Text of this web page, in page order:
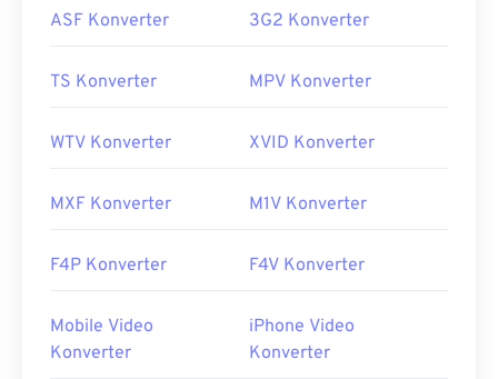
ASF Konverter 3G2 Konverter
TS Konverter MPV Konverter
WTV Konverter XVID Konverter
MXF Konverter M1V Konverter
F4P Konverter F4V Konverter
Mobile Video
Konverter
iPhone Video
Konverter